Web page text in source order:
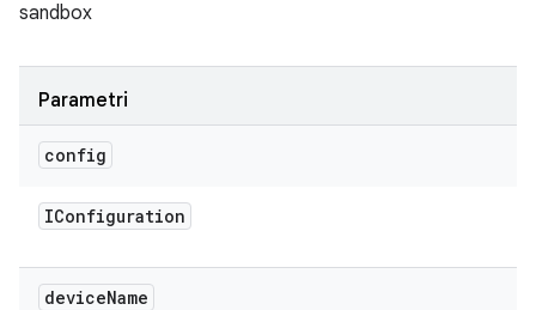
sandbox
Parametri
config
IConfiguration
deviceName